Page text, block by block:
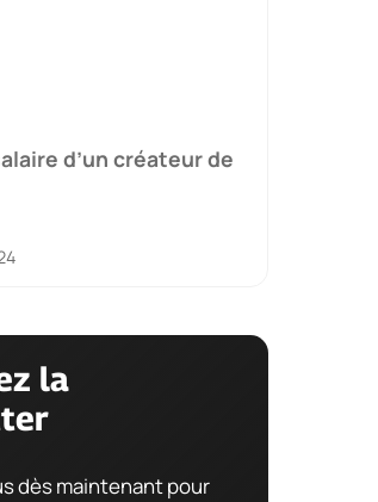
d’un créateur de
la
dès maintenant pour